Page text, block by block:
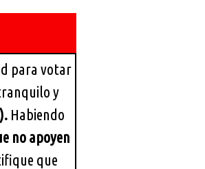
para votar
y
Habiendo
no apoyen
que